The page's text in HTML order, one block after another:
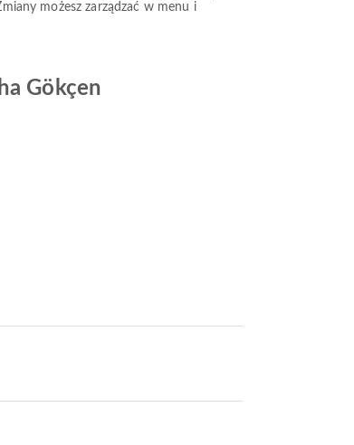
możesz zarządzać w menu i
Gökçen